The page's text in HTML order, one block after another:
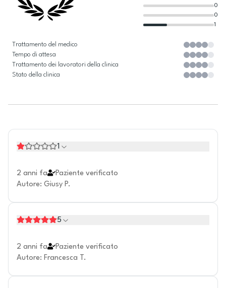
1
0
0
Trattamento del medico
Tempo di attesa
Trattamento dei lavoratori della clinica
Stato della clinica
1
2 anni fa
Paziente verificato
Autore: Giusy P.
5
2 anni fa
Paziente verificato
Autore: Francesca T.